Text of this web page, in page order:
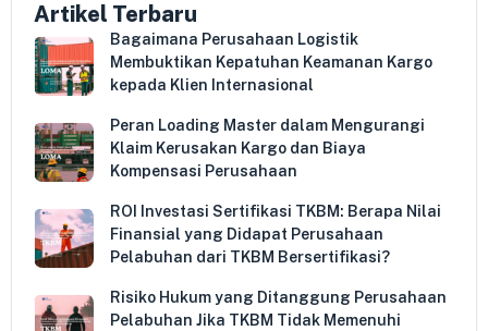
Artikel Terbaru
Bagaimana Perusahaan Logistik
Membuktikan Kepatuhan Keamanan Kargo
kepada Klien Internasional
Peran Loading Master dalam Mengurangi
Klaim Kerusakan Kargo dan Biaya
Kompensasi Perusahaan
ROI Investasi Sertifikasi TKBM: Berapa Nilai
Finansial yang Didapat Perusahaan
Pelabuhan dari TKBM Bersertifikasi?
Risiko Hukum yang Ditanggung Perusahaan
Pelabuhan Jika TKBM Tidak Memenuhi